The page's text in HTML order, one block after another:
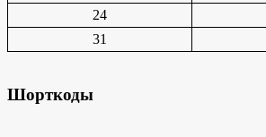
24
31
Шорткоды